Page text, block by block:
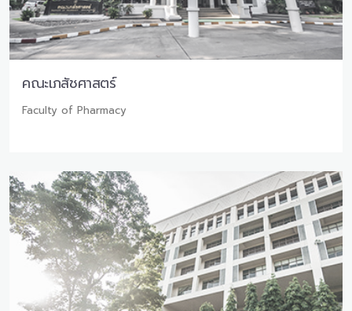
คณะเภสัชศาสตร์
Faculty of Pharmacy